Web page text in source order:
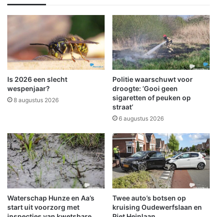
m
e
i
n
v
e
e
d
n
p
e
o
n
i
n
o
u
d
e
Is 2026 een slecht
wespenjaar?
8 augustus 2026
Politie waarschuwt voor
droogte: ‘Gooi geen
sigaretten of peuken op
straat’
6 augustus 2026
Waterschap Hunze en Aa’s
start uit voorzorg met
Twee auto’s botsen op
kruising Oudewerfslaan en